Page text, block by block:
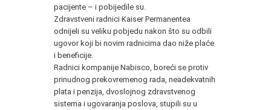
pacijente – i pobijedile su.
Zdravstveni radnici Kaiser Permanentea
odnijeli su veliku pobjedu nakon što su odbili
ugovor koji bi novim radnicima dao niže plaće
i beneficije.
Radnici kompanije Nabisco, boreći se protiv
prinudnog prekovremenog rada, neadekvatnih
plata i penzija, dvoslojnog zdravstvenog
sistema i ugovaranja poslova, stupili su u